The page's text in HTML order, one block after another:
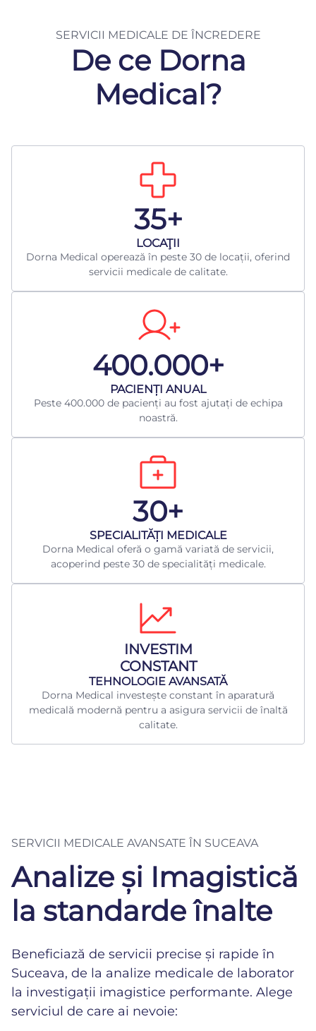
SERVICII MEDICALE DE ÎNCREDERE
De ce Dorna
Medical?
35+
LOCAŢII
Dorna Medical operează în peste 30 de locații, oferind
servicii medicale de calitate.
400.000+
​PACIENȚI ANUAL
Peste 400.000 de pacienți au fost ajutați de echipa
noastră.
30+
​SPECIALITĂȚI MEDICALE
Dorna Medical oferă o gamă variată de servicii,
acoperind peste 30 de specialități medicale.
INVESTIM
CONSTANT
TEHNOLOGIE AVANSATĂ
Dorna Medical investește constant în aparatură
medicală modernă pentru a asigura servicii de înaltă
calitate.
SERVICII MEDICALE AVANSATE ÎN SUCEAVA
Analize și Imagistică
la standarde înalte
Beneficiază de servicii precise și rapide în
Suceava, de la analize medicale de laborator
la investigații imagistice performante. Alege
serviciul de care ai nevoie: